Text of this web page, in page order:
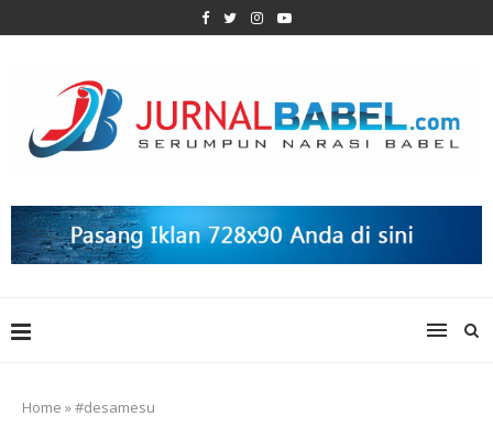
Home »#desamesu